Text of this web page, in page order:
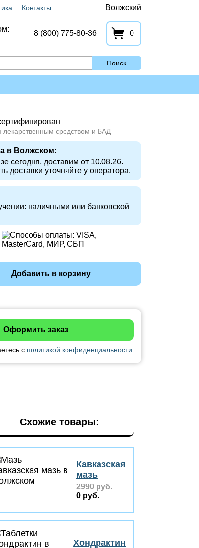
Контакты Волжский
8 (800) 775-80-36 0
Поиск
лекарственным средством и БАД
в Волжском:
сегодня, доставим от 10.08.26.
доставки уточняйте у оператора.
наличными или банковской
Добавить в корзину
с политикой конфиденциальности
Схожие товары:
Кавказская
мазь
2990 руб.
0 руб.
Хондрактин